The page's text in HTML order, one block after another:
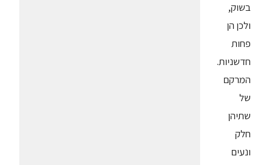
בשוק,
ולכן הן
פחות
חדשניות.
המרקם
של
שתיהן
חלק
ונעים